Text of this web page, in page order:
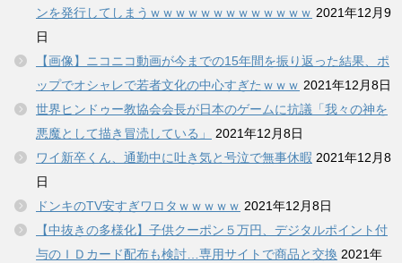
ンを発行してしまうｗｗｗｗｗｗｗｗｗｗｗｗｗ 2021年12月9
日
【画像】ニコニコ動画が今までの15年間を振り返った結果、ポ
ップでオシャレで若者文化の中心すぎたｗｗｗ 2021年12月8日
世界ヒンドゥー教協会会長が日本のゲームに抗議「我々の神を
悪魔として描き冒涜している」
2021年12月8日
ワイ新卒くん、通勤中に吐き気と号泣で無事休暇 2021年12月8
日
ドンキのTV安すぎワロタｗｗｗｗｗ 2021年12月8日
【中抜きの多様化】子供クーポン５万円、デジタルポイント付
与のＩＤカード配布も検討…専用サイトで商品と交換 2021年